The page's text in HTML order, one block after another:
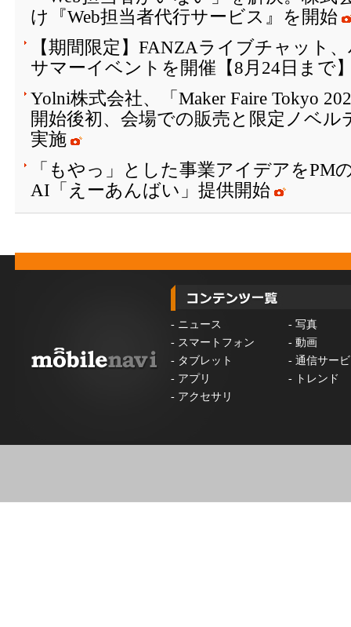
け『Web担当者代行サービス』を開始
【期間限定】FANZAライブチャット
サマーイベントを開催【8月24日まで
Yolni株式会社、「Maker Faire Tokyo
開始後初、会場での販売と限定ノベ
実施
「もやっ」とした事業アイデアをPM
AI「えーあんばい」提供開始
- ニュース - 写真
- スマートフォン - 動画
- タブレット - 通信サー
- アプリ -
トレンド
- アクセサリ